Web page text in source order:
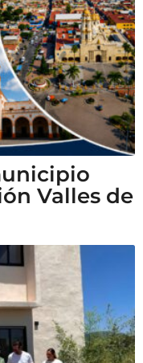
Valles de